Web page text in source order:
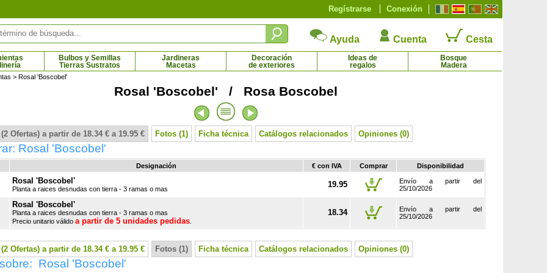
Conexión
Regístrarse
Ayuda Cuenta Cesta
Bulbos y Semillas
Tierras Sustratos
Jardineras
Macetas
Decoración
de exteriores
Ideas de
regalos
Bosque
Madera
Rosal de Banks 'Lutea' Rosal paisajístico amarelo 'Yellow Fairy'
> Rosal 'Boscobel'
Rosal 'Boscobel' / Rosa Boscobel
Ofertas) a partir de 18.34 € a 19.95 € Fotos (1) Ficha técnica Catálogos relacionados Opiniones (0)
Rosal 'Boscobel'
Designación € con IVA Comprar Disponibilidad
Rosal 'Boscobel'
Planta a raices desnudas con tierra - 3 ramas o mas 19.95
Envío a partir del
25/10/2026
Rosal 'Boscobel'
Planta a raices desnudas con tierra - 3 ramas o mas
Precio unitario válido a partir de 5 unidades pedidas
18.34
Envío a partir del
25/10/2026
Ofertas) a partir de 18.34 € a 19.95 € Fotos (1) Ficha técnica Catálogos relacionados Opiniones (0)
Rosal 'Boscobel'